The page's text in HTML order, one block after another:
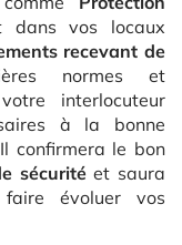
dans vos locaux
recevant de
normes et
interlocuteur
à la bonne
confirmera le bon
sécuritéet saura
évoluer vos